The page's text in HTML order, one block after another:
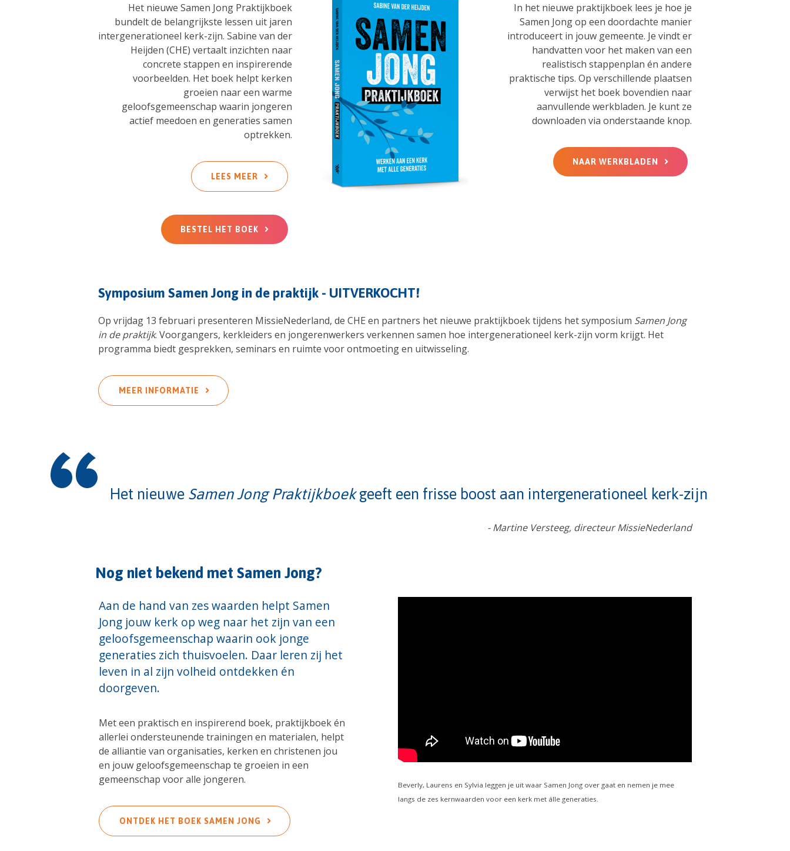
Het nieuwe Samen Jong Praktijkboek
bundelt de belangrijkste lessen uit jaren
intergenerationeel kerk-zijn. Sabine van der
Heijden (CHE) vertaalt inzichten naar
concrete stappen en inspirerende
voorbeelden. Het boek helpt kerken
groeien naar een warme
geloofsgemeenschap waarin jongeren
actief meedoen en generaties samen
optrekken.
LEES MEER
BESTEL HET BOEK
In het nieuwe praktijkboek lees je hoe je
Samen Jong op een doordachte manier
introduceert in jouw gemeente. Je vindt er
handvatten voor het maken van een
realistisch stappenplan én andere
praktische tips. Op verschillende plaatsen
verwijst het boek bovendien naar
aanvullende werkbladen. Je kunt ze
downloaden via onderstaande knop.
NAAR WERKBLADEN
Symposium Samen Jong in de praktijk - UITVERKOCHT!
Op vrijdag 13 februari presenteren MissieNederland, de CHE en partners het nieuwe praktijkboek tijdens het symposium Samen Jong
in de praktijk. Voorgangers, kerkleiders en jongerenwerkers verkennen samen hoe intergenerationeel kerk-zijn vorm krijgt. Het
programma biedt gesprekken, seminars en ruimte voor ontmoeting en uitwisseling.
MEER INFORMATIE
Het nieuwe Samen Jong Praktijkboekgeeft een frisse boost aan intergenerationeel kerk-zijn
- Martine Versteeg, directeur MissieNederland
Nog niet bekend met Samen Jong?
Aan de hand van zes waarden helpt Samen
Jong jouw kerk op weg naar het zijn van een
geloofsgemeenschap waarin ook jonge
generaties zich thuisvoelen. Daar leren zij het
leven in al zijn volheid ontdekken én
doorgeven.
Met een praktisch en inspirerend boek, praktijkboek én
allerlei ondersteunende trainingen en materialen, helpt
de alliantie van organisaties, kerken en christenen jou
en jouw geloofsgemeenschap te groeien in een
gemeenschap voor alle jongeren.
ONTDEK HET BOEK SAMEN JONG
Beverly, Laurens en Sylvia leggen je uit waar Samen Jong over gaat en nemen je mee
langs de zes kernwaarden voor een kerk met álle generaties.